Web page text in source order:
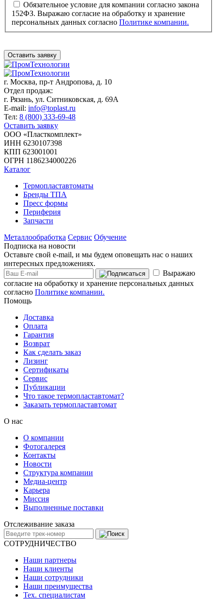
Обязательное условие для компании согласно закона
152ФЗ. Выражаю согласие на обработку и хранение
персональных данных согласно Политике компании.
Оставить заявку
г. Москва, пр-т Андропова, д. 10
Отдел продаж:
г. Рязань, ул. Ситниковская, д. 69А
E-mail: info@toplast.ru
Тел: 8 (800) 333-69-48
Оставить заявку
ООО «Пласткомплект»
ИНН 6230107398
КПП 623001001
ОГРН 1186234000226
Каталог
Термопластавтоматы
Бренды ТПА
Пресс формы
Периферия
Запчасти
Металлообработка Сервис Обучение
Подписка на новости
Оставьте свой e-mail, и мы будем оповещать нас о наших
интересных предложениях.
Выражаю
согласие на обработку и хранение персональных данных
согласно Политике компании.
Помощь
Доставка
Оплата
Гарантия
Возврат
Как сделать заказ
Лизинг
Сертификаты
Сервис
Публикации
Что такое термопластавтомат?
Заказать термопластавтомат
О нас
О компании
Фотогалерея
Контакты
Новости
Структура компании
Медиа-центр
Карьера
Миссия
Выполненные поставки
Отслеживание заказа
СОТРУДНИЧЕСТВО
Наши партнеры
Наши клиенты
Наши сотрудники
Наши преимущества
Тех. специалистам